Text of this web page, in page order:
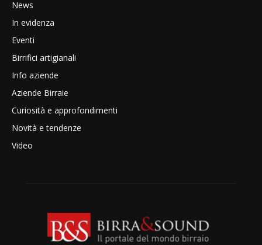
News
In evidenza
Eventi
Birrifici artigianali
Info aziende
Aziende Birraie
Curiosità e approfondimenti
Novità e tendenze
Video